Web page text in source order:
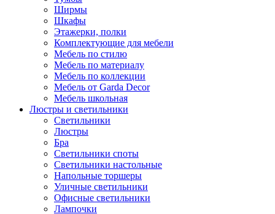
Ширмы
Шкафы
Этажерки, полки
Комплектующие для мебели
Мебель по стилю
Мебель по материалу
Мебель по коллекции
Мебель от Garda Decor
Мебель школьная
Люстры и светильники
Светильники
Люстры
Бра
Светильники споты
Светильники настольные
Напольные торшеры
Уличные светильники
Офисные светильники
Лампочки